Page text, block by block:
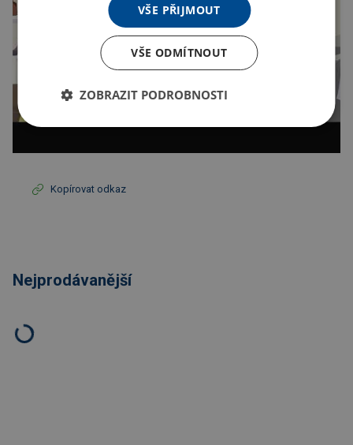
Kopírovat odkaz
Nejprodávanější
VŠE PŘIJMOUT
VŠE ODMÍTNOUT
ZOBRAZIT PODROBNOSTI